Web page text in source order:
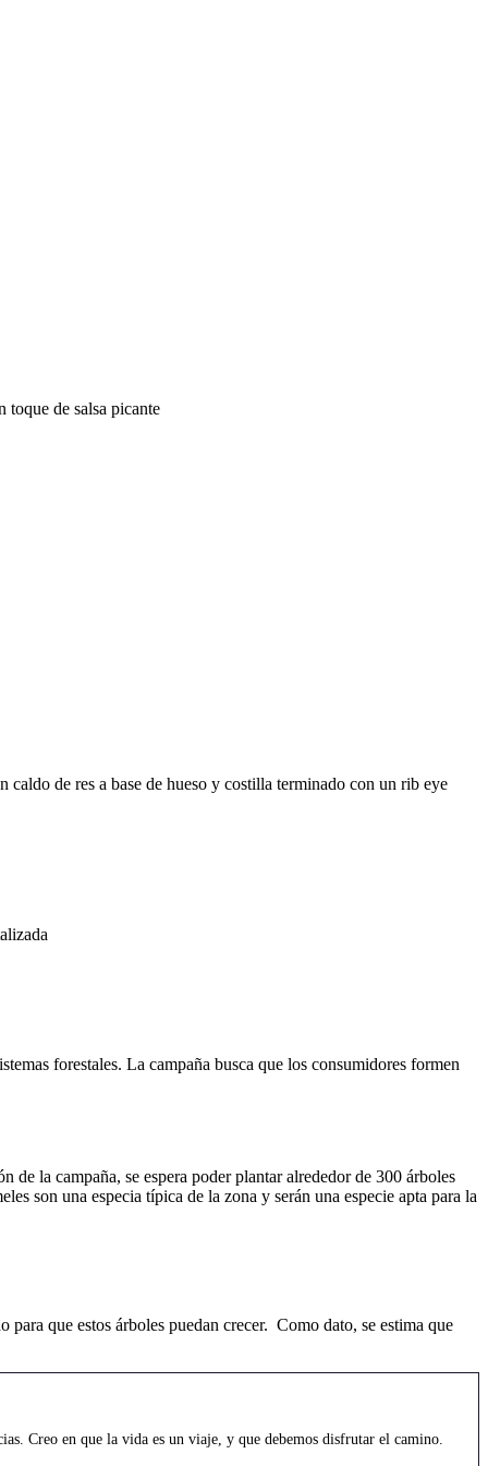
toque de salsa picante
de res a base de hueso y costilla terminado con un rib eye
forestales. La campaña busca que los consumidores formen
de la campaña, se espera poder plantar alrededor de 300 árboles
son una especia típica de la zona y serán una especie apta para la
que estos árboles puedan crecer. Como dato, se estima que
Creo en que la vida es un viaje, y que debemos disfrutar el camino.